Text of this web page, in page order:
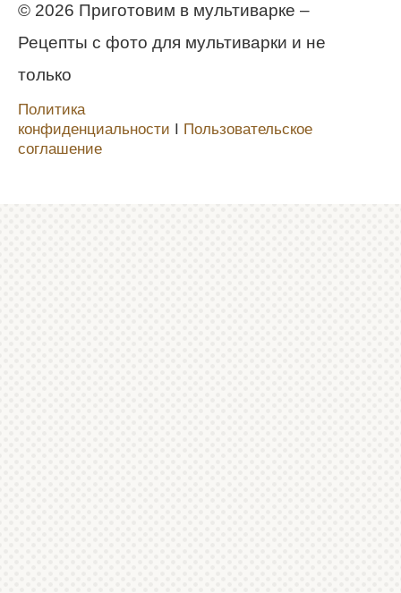
© 2026 Приготовим в мультиварке –
Рецепты с фото для мультиварки и не
только
Политика
конфиденциальности Ι Пользовательское
соглашение